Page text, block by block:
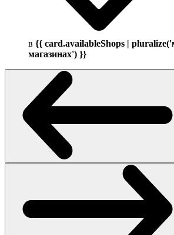
в {{ card.availableShops |
магазинах') }}